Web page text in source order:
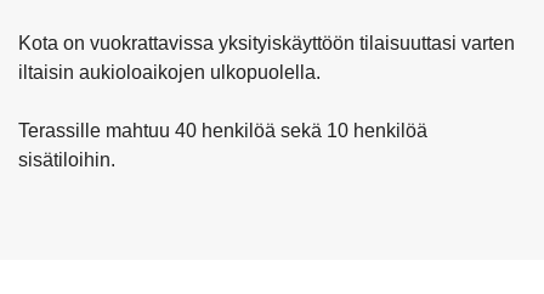
Kota on vuokrattavissa yksityiskäyttöön tilaisuuttasi varten
iltaisin aukioloaikojen ulkopuolella.
Terassille mahtuu 40 henkilöä sekä 10 henkilöä
sisätiloihin.